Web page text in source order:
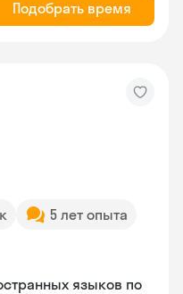
Подобрать время
5 лет опыта
языков по